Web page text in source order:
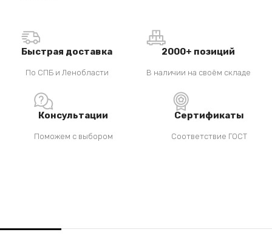
Быстрая доставка
По СПБ и Ленобласти
2000+ позиций
В наличии на своём складе
Консультации
Поможем с выбором
Сертификаты
Соответствие ГОСТ